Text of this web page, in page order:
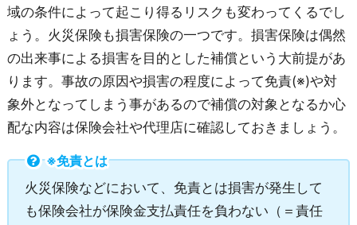
域の条件によって起こり得るリスクも変わってくるでし
ょう。火災保険も損害保険の一つです。損害保険は偶然
の出来事による損害を目的とした補償という大前提があ
ります。事故の原因や損害の程度によって免責(※)や対
象外となってしまう事があるので補償の対象となるか心
配な内容は保険会社や代理店に確認しておきましょう。
※免責とは
火災保険などにおいて、免責とは損害が発生して
も保険会社が保険金支払責任を負わない（＝責任